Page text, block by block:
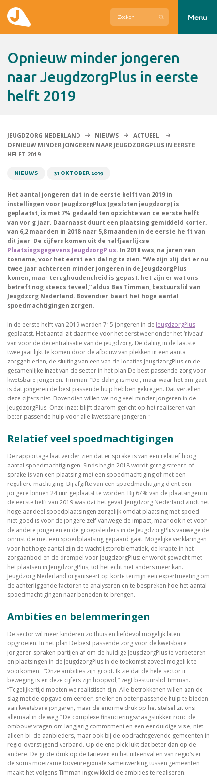
Hier zetten wij ons voor in
Over Jeugdzorg Nederland
Menu
Opnieuw minder jongeren
naar JeugdzorgPlus in eerste
helft 2019
JEUGDZORG NEDERLAND NIEUWS
ACTUEEL
OPNIEUW MINDER JONGEREN NAAR JEUGDZORGPLUS IN EERSTE
HELFT 2019
NIEUWS 31 OKTOBER 2019
Het aantal jongeren dat in de eerste helft van 2019 in
instellingen voor JeugdzorgPlus (gesloten jeugdzorg) is
geplaatst, is met 7% gedaald ten opzichte van de eerste helft
van vorig jaar. Daarnaast duurt een plaatsing gemiddeld korter,
van 6,2 maanden in 2018 naar 5,8 maanden in de eerste helft van
dit jaar. De cijfers komen uit de halfjaarlijkse
Plaatsingsgegevens JeugdzorgPlus. In 2018 was, na jaren van
toename, voor het eerst een daling te zien. “We zijn blij dat er nu
twee jaar achtereen minder jongeren in de JeugdzorgPlus
komen, maar terughoudendheid is gepast: het zijn er wat ons
betreft nog steeds teveel,” aldus Bas Timman, bestuurslid van
Jeugdzorg Nederland. Bovendien baart het hoge aantal
spoedmachtigingen zorgen.
In de eerste helft van 2019 werden 715 jongeren in de JeugdzorgPlus
geplaatst. Het aantal zit daarmee voor het eerst weer onder het ‘niveau’
van voor de decentralisatie van de jeugdzorg. De daling in de laatste
twee jaar lijkt te komen door de afbouw van plekken in een aantal
zorggebieden, de sluiting van een van de locaties JeugdzorgPlus en de
gezamenlijke inzet van de sector in het plan De best passende zorg voor
kwetsbare jongeren. Timman: “De daling is mooi, maar waar het om gaat
is dat jongeren de best passende hulp hebben gekregen. Dat vertellen
deze cijfers niet. Bovendien willen we nog veel minder jongeren in de
JeugdzorgPlus. Onze inzet blijft daarom gericht op het realiseren van
beter passende hulp voor alle kwetsbare jongeren.”
Relatief veel spoedmachtigingen
De rapportage laat verder zien dat er sprake is van een relatief hoog
aantal spoedmachtigingen. Sinds begin 2018 wordt geregistreerd of
sprake is van een plaatsing met een spoedmachtiging of met een
reguliere machtiging. Bij afgifte van een spoedmachtiging dient een
jongere binnen 24 uur geplaatst te worden. Bij 67% van de plaatsingen in
de eerste helft van 2019 was dat het geval. Jeugdzorg Nederland vindt het
hoge aandeel spoedplaatsingen zorgelijk omdat plaatsing met spoed
niet goed is voor de jongere zelf vanwege de impact, maar ook niet voor
de andere jongeren en de groepsleiders in de JeugdzorgPlus vanwege de
onrust die met een spoedplaatsing gepaard gaat. Mogelijke verklaringen
voor het hoge aantal zijn de wachtlijstproblematiek, de krapte in het
zorgaanbod en de drempel voor JeugdzorgPlus: er wordt gewacht met
het plaatsen in JeugdzorgPlus, tot het echt niet anders meer kan.
Jeugdzorg Nederland organiseert op korte termijn een expertmeeting om
de achterliggende factoren te analyseren en te bespreken hoe het aantal
spoedmachtigingen naar beneden te brengen.
Ambities en belemmeringen
De sector wil meer kinderen zo thuis en liefdevol mogelijk laten
opgroeien. In het plan De best passende zorg voor de kwetsbare
jongeren spraken partijen af om de huidige JeugdzorgPlus te verbeteren
en plaatsingen in de JeugdzorgPlus in de toekomst zoveel mogelijk te
voorkomen. “Onze ambities zijn groot. Ik zie dat de hele sector in
beweging is en deze cijfers zijn hoopvol,” zegt bestuurslid Timman.
“Tegelijkertijd moeten we realistisch zijn. Alle betrokkenen willen aan de
slag met de opgave om eerder, sneller en beter passende hulp te bieden
aan kwetsbare jongeren, maar de enorme druk op het stelsel zit ons
allemaal in de weg.” De complexe financieringsvraagstukken rond de
ombouw vragen om langjarig commitment en een eenduidige visie, niet
alleen bij de aanbieders, maar ook bij de opdrachtgevende gemeenten in
regio-overstijgend verband. Op de ene plek lukt dat beter dan op de
andere. De grote druk op de tarieven en het uiteenvallen van regio’s en
de soms moeizame bovenregionale samenwerking tussen gemeenten
maakt het volgens Timman ingewikkeld de ambities te realiseren.